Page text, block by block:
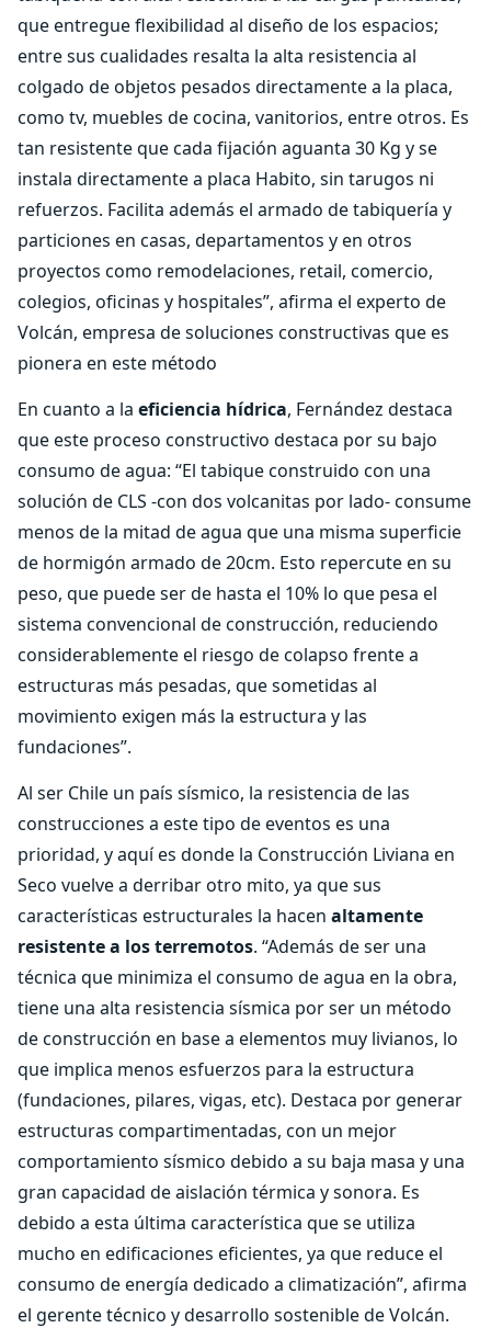
que entregue flexibilidad al diseño de los espacios;
entre sus cualidades resalta la alta resistencia al
colgado de objetos pesados directamente a la placa,
como tv, muebles de cocina, vanitorios, entre otros. Es
tan resistente que cada fijación aguanta 30 Kg y se
instala directamente a placa Habito, sin tarugos ni
refuerzos. Facilita además el armado de tabiquería y
particiones en casas, departamentos y en otros
proyectos como remodelaciones, retail, comercio,
colegios, oficinas y hospitales”, afirma el experto de
Volcán, empresa de soluciones constructivas que es
pionera en este método
En cuanto a la eficiencia hídrica, Fernández destaca
que este proceso constructivo destaca por su bajo
consumo de agua: “El tabique construido con una
solución de CLS -con dos volcanitas por lado- consume
menos de la mitad de agua que una misma superficie
de hormigón armado de 20cm. Esto repercute en su
peso, que puede ser de hasta el 10% lo que pesa el
sistema convencional de construcción, reduciendo
considerablemente el riesgo de colapso frente a
estructuras más pesadas, que sometidas al
movimiento exigen más la estructura y las
fundaciones”.
Al ser Chile un país sísmico, la resistencia de las
construcciones a este tipo de eventos es una
prioridad, y aquí es donde la Construcción Liviana en
Seco vuelve a derribar otro mito, ya que sus
características estructurales la hacen altamente
resistente a los terremotos. “Además de ser una
técnica que minimiza el consumo de agua en la obra,
tiene una alta resistencia sísmica por ser un método
de construcción en base a elementos muy livianos, lo
que implica menos esfuerzos para la estructura
(fundaciones, pilares, vigas, etc). Destaca por generar
estructuras compartimentadas, con un mejor
comportamiento sísmico debido a su baja masa y una
gran capacidad de aislación térmica y sonora. Es
debido a esta última característica que se utiliza
mucho en edificaciones eficientes, ya que reduce el
consumo de energía dedicado a climatización”, afirma
el gerente técnico y desarrollo sostenible de Volcán.